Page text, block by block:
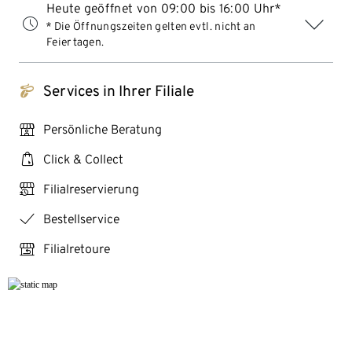
Heute geöffnet von 09:00 bis 16:00 Uhr*
* Die Öffnungszeiten gelten evtl. nicht an
Feiertagen.
tchibo_logo Services in Ihrer Filiale
personal_services Persönliche Beratung
click_collect Click & Collect
click_reserve_store Filialreservierung
checkmark Bestellservice
store_return Filialretoure